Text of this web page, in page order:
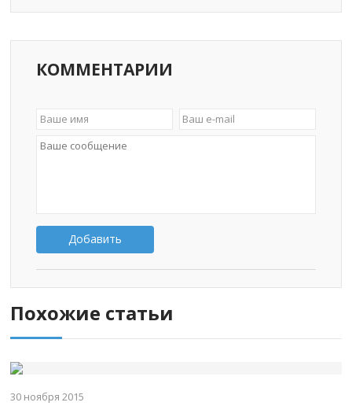
КОММЕНТАРИИ
Добавить
Похожие статьи
30 ноября 2015